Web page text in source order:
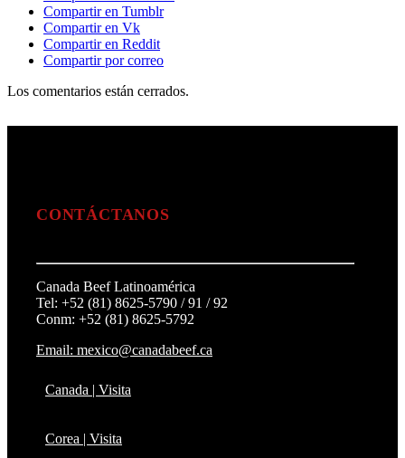
Compartir en Tumblr
Compartir en Vk
Compartir en Reddit
Compartir por correo
Los comentarios están cerrados.
CONTÁCTANOS
Canada Beef Latinoamérica
Tel: +52 (81) 8625-5790 / 91 / 92
Conm: +52 (81) 8625-5792
Email: mexico@canadabeef.ca
Canada | Visita
Corea | Visita